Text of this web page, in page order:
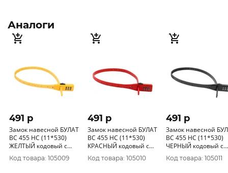
Аналоги
491 p
Замок навесной БУЛАТ
ВС 455 НС (11*530)
ЖЕЛТЫЙ кодовый с
нержавеющим тросом
Код товара: 105009
491 p
Замок навесной БУЛАТ
ВС 455 НС (11*530)
КРАСНЫЙ кодовый с
нержавеющим тросом
Код товара: 105010
491 p
Замок навесной
ВС 455 НС (11*530)
ЧЕРНЫЙ кодовый с
нержавеющим
Код товара: 105011